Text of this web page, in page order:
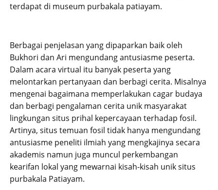
terdapat di museum purbakala patiayam.
Berbagai penjelasan yang dipaparkan baik oleh
Bukhori dan Ari mengundang antusiasme peserta.
Dalam acara virtual itu banyak peserta yang
melontarkan pertanyaan dan berbagi cerita. Misalnya
mengenai bagaimana memperlakukan cagar budaya
dan berbagi pengalaman cerita unik masyarakat
lingkungan situs prihal kepercayaan terhadap fosil.
Artinya, situs temuan fosil tidak hanya mengundang
antusiasme peneliti ilmiah yang mengkajinya secara
akademis namun juga muncul perkembangan
kearifan lokal yang mewarnai kisah-kisah unik situs
purbakala Patiayam.